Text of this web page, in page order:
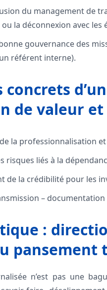
du management de
la déconnexion avec les
gouvernance des
référent interne).
concrets
de valeur
la professionnalisation
risques liés à la
de la crédibilité pour les
–
:
pansement
n’est pas une